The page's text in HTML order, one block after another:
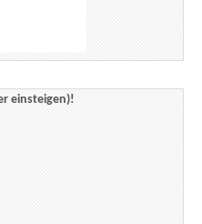
einsteigen)!